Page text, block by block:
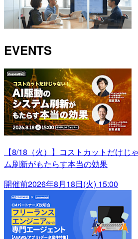
EVENTS
【8/18（火）】コストカットだけじ
ム刷新がもたらす本当の効果
開催前2026年8月18日(火) 15:00